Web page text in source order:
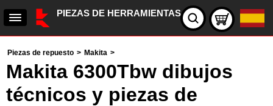
PIEZAS DE HERRAMIENTAS
Piezas de repuesto > Makita >
Makita 6300Tbw dibujos
técnicos y piezas de